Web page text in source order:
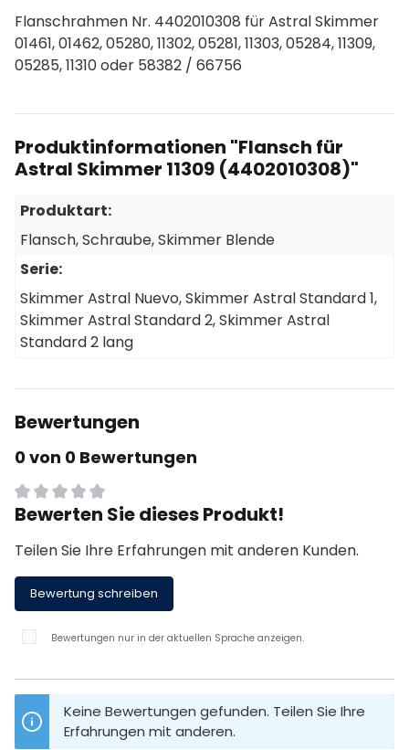
Flanschrahmen Nr. 4402010308 für Astral Skimmer
01461, 01462, 05280, 11302, 05281, 11303, 05284, 11309,
05285, 11310 oder 58382 / 66756
Produktinformationen "Flansch für
Astral Skimmer 11309 (4402010308)"
Produktart:
Flansch, Schraube, Skimmer Blende
Serie:
Skimmer Astral Nuevo, Skimmer Astral Standard 1,
Skimmer Astral Standard 2, Skimmer Astral
Standard 2 lang
Bewertungen
0 von 0 Bewertungen
Durchschnittliche Bewertung von 0 von 5 Sternen
Bewerten Sie dieses Produkt!
Teilen Sie Ihre Erfahrungen mit anderen Kunden.
Bewertung schreiben
Bewertungen nur in der aktuellen Sprache anzeigen.
Keine Bewertungen gefunden. Teilen Sie Ihre
Erfahrungen mit anderen.